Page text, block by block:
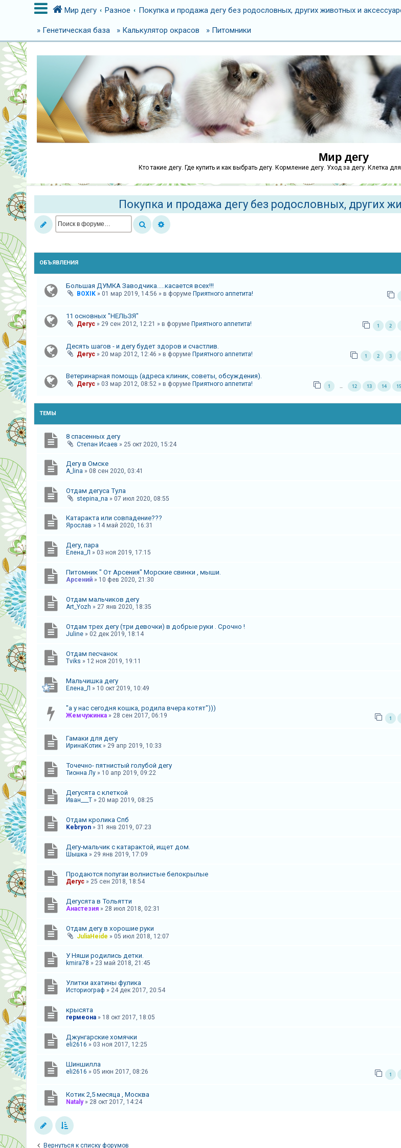
В
х
о
д
Р
е
г
и
с
р
а
ц
и
я
Т
е
м
ы
б
е
з
о
т
в
т
о
в
А
к
т
и
в
н
ы
е
т
е
м
ы
П
о
и
с
к
F
A
Q
Мир дегу Разное Покупка и продажа дегу без родословных, других животных и
» Генетическая база » Калькулятор окрасов » Питомники
Мир дегу
Кто такие дегу. Где купить и как выбрать дегу. Кормление дегу. Уход за дегу. Клетка
Покупка и продажа дегу без родословных, других
ОБЪЯВЛЕНИЯ
Большая ДУМКА Заводчика.....касается всех!!!
BOXIK »01 мар 2019, 14:56 » в форуме Приятного аппетита!
11 основных "НЕЛЬЗЯ"
Дегус » 29 сен 2012, 12:21 » в форумеПриятного аппетита! 1 2
Десять шагов - и дегу будет здоров и счастлив.
Дегус » 20 мар 2012, 12:46 » в форумеПриятного аппетита! 1 2 3
Ветеринарная помощь (адреса клиник, советы, обсуждения).
Дегус »03 мар 2012, 08:52 » в форуме Приятного аппетита! 1 … 12 13 14 15
ТЕМЫ
8 спасенных дегу
Степан Исаев » 25 окт 2020, 15:24
Дегу в Омске
A_lina »08 сен 2020, 03:41
Отдам дегуса Тула
stepina_na »07 июл 2020, 08:55
Катаракта или совпадение???
Ярослав » 14 май 2020, 16:31
Дегу, пара
Елена_Л »03 ноя 2019, 17:15
Питомник " От Арсения" Морские свинки , мыши.
Арсений » 10 фев 2020, 21:30
Отдам мальчиков дегу
Art_Yozh » 27 янв 2020, 18:35
Отдам трех дегу (три девочки) в добрые руки . Срочно !
Juline »02 дек 2019, 18:14
Отдам песчанок
Tviks » 12 ноя 2019, 19:11
Мальчишка дегу
Елена_Л » 10 окт 2019, 10:49
"а у нас сегодня кошка, родила вчера котят")))
Жемчужинка » 28 сен 2017, 06:19 1
Гамаки для дегу
ИринаКотик » 29 апр 2019, 10:33
Точечно- пятнистый голубой дегу
Тионна Лу » 10 апр 2019, 09:22
Дегусята с клеткой
Иван___Т » 20 мар 2019, 08:25
Отдам кролика Спб
Kebryon » 31 янв 2019, 07:23
Дегу-мальчик с катарактой, ищет дом.
Шышка » 29 янв 2019, 17:09
Продаются попугаи волнистые белокрылые
Дегус » 25 сен 2018, 18:54
Дегусята в Тольятти
Анастезия » 28 июл 2018, 02:31
Отдам дегу в хорошие руки
JuliaHeide »05 июл 2018, 12:07
У Няши родились детки.
kmira78 » 23 май 2018, 21:45
Улитки ахатины фулика
Историограф » 24 дек 2017, 20:54
крысята
гермеона » 18 окт 2017, 18:05
Джунгарские хомячки
eli2616 »03 ноя 2017, 12:25
Шиншилла
eli2616 »05 июн 2017, 08:26 1
Котик 2,5 месяца , Москва
Nataly» 28 окт 2017, 14:24
Вернуться к списку форумов